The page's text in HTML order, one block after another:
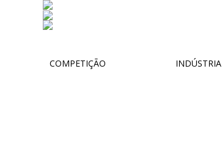
COMPETIÇÃO INDÚSTRIA